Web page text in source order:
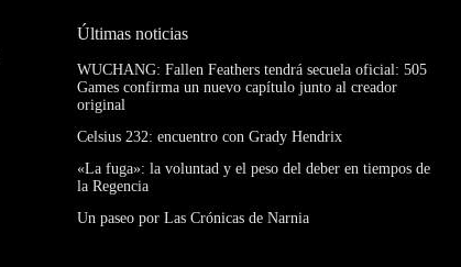
Últimas noticias
WUCHANG: Fallen Feathers tendrá secuela oficial: 505
Games confirma un nuevo capítulo junto al creador
original
Celsius 232: encuentro con Grady Hendrix
«La fuga»: la voluntad y el peso del deber en tiempos de
la Regencia
Un paseo por Las Crónicas de Narnia